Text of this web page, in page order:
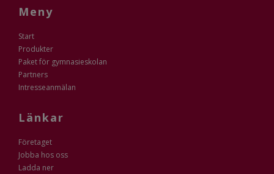
Meny
Start
Produkter
Paket för gymnasieskolan
Partners
Intresseanmälan
Länkar
Företaget
Jobba hos oss
Ladda ner